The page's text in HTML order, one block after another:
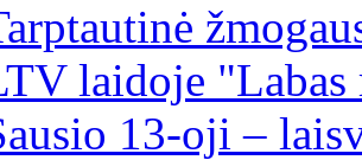
laidoje
13-oji –